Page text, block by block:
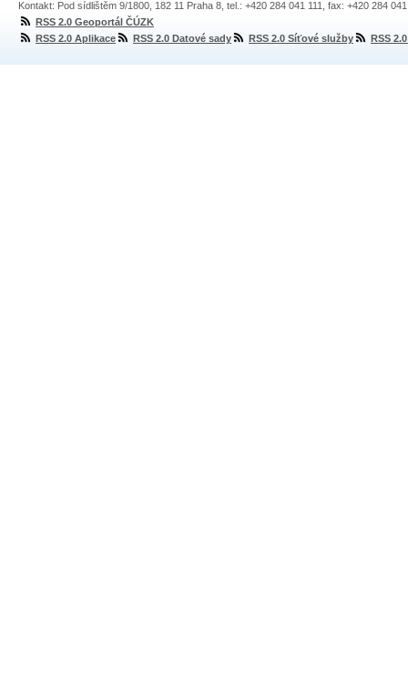
Kontakt: Pod sídlištěm 9/1800, 182 11 Praha 8, tel.: +420 284 041 111, fax: +420 284
RSS 2.0 Geoportál ČÚZK
RSS 2.0 Aplikace
RSS 2.0 Datové sady RSS 2.0 Síťové služby RSS